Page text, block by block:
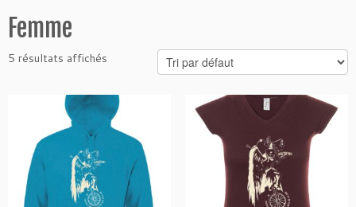
Femme
5 résultats affichés